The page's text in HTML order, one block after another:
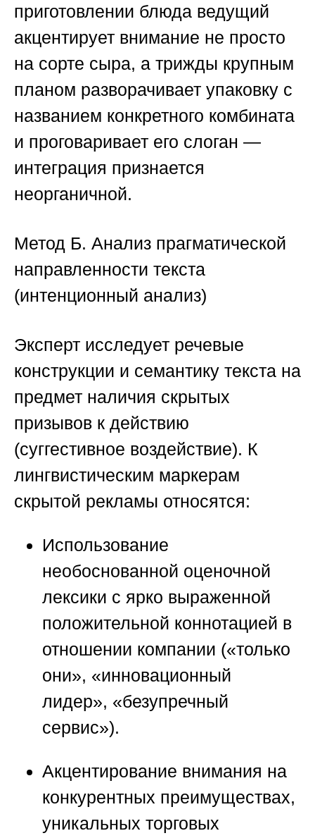
приготовлении блюда ведущий
акцентирует внимание не просто
на сорте сыра, а трижды крупным
планом разворачивает упаковку с
названием конкретного комбината
и проговаривает его слоган —
интеграция признается
неорганичной.
Метод Б. Анализ прагматической
направленности текста
(интенционный анализ)
Эксперт исследует речевые
конструкции и семантику текста на
предмет наличия скрытых
призывов к действию
(суггестивное воздействие). К
лингвистическим маркерам
скрытой рекламы относятся:
Использование
необоснованной оценочной
лексики с ярко выраженной
положительной коннотацией в
отношении компании («только
они», «инновационный
лидер», «безупречный
сервис»).
Акцентирование внимания на
конкурентных преимуществах,
уникальных торговых